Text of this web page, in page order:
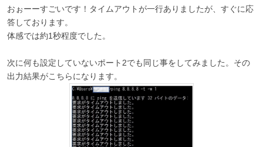
おぉーーすごいです！タイムアウトが一行ありましたが、すぐに応
答しております。
体感では約1秒程度でした。
次に何も設定していないポート2でも同じ事をしてみました。その
出力結果がこちらになります。